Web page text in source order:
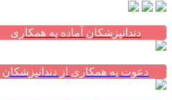
دندانپزشکان آماده به همکاری
دعوت به همکاری از دندانپزشکان